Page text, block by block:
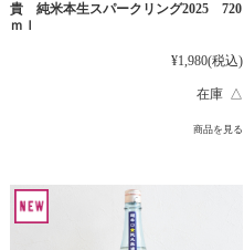
貴 純米本生スパークリング2025 720
ｍｌ
¥1,980(税込)
在庫 △
商品を見る